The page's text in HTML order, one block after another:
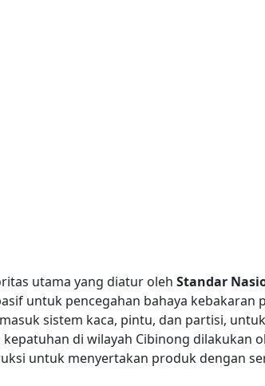
utama yang diatur oleh Standar
untuk pencegahan bahaya kebakaran
sistem kaca, pintu, dan partisi,
di wilayah Cibinong dilakukan
untuk menyertakan produk dengan